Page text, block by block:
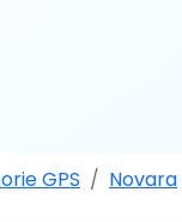
GPS Novara